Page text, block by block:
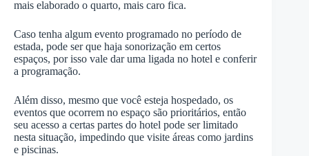
mais elaborado o quarto, mais caro fica.
Caso tenha algum evento programado no período de
estada, pode ser que haja sonorização em certos
espaços, por isso vale dar uma ligada no hotel e conferir
a programação.
Além disso, mesmo que você esteja hospedado, os
eventos que ocorrem no espaço são prioritários, então
seu acesso a certas partes do hotel pode ser limitado
nesta situação, impedindo que visite áreas como jardins
e piscinas.